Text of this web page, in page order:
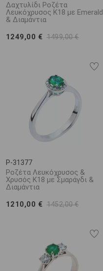
Δαχτυλίδι Ροζέτα
Λευκόχρυσος Κ18 με Emerald
& Διαμάντια
1249,00 € 1499,00 €
P-31377
Ροζέτα Λευκόχρυσος &
Χρυσός Κ18 με Σμαράγδι &
Διαμάντια
1210,00 € 1452,00 €